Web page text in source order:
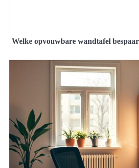
Welke opvouwbare wandtafel